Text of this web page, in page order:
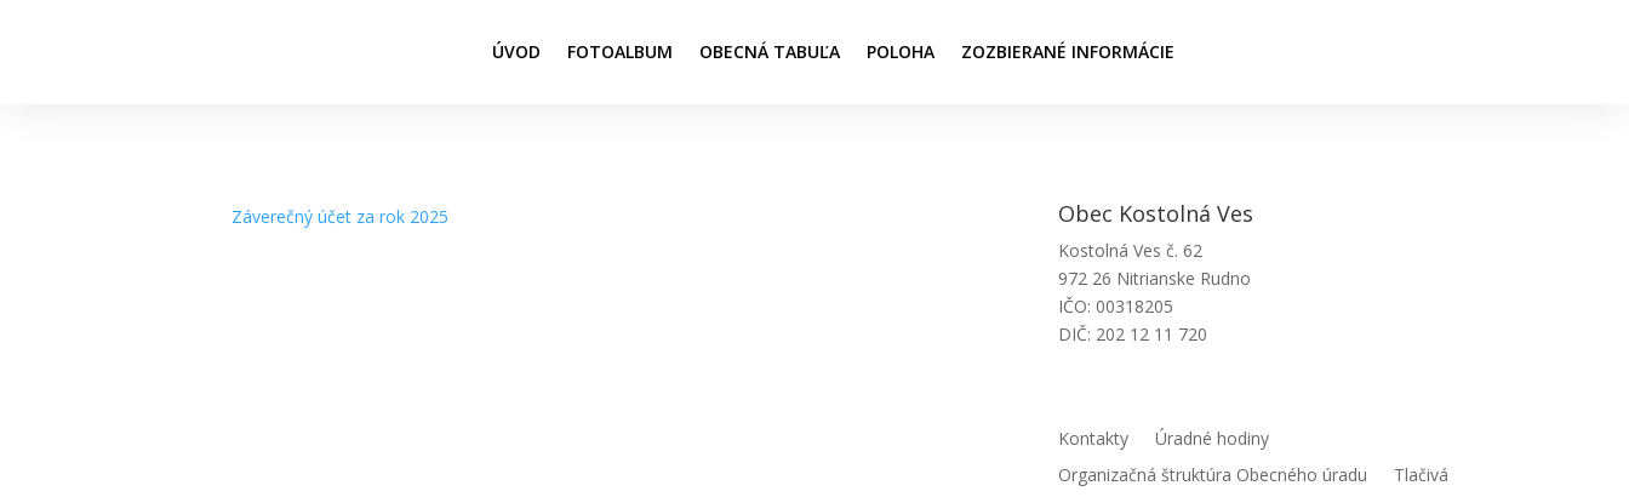
ÚVOD FOTOALBUM OBECNÁ TABUĽA POLOHA ZOZBIERANÉ INFORMÁCIE
Záverečný účet za rok 2025 Obec Kostolná Ves
Kostolná Ves č. 62
972 26 Nitrianske Rudno
IČO: 00318205
DIČ: 202 12 11 720
Kontakty
Úradné hodiny
Organizačná štruktúra Obecného úradu
Tlačivá